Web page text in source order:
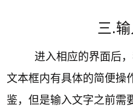
三.
进入相应的界面后
文本框内有具体的简便操
鉴，但是输入文字之前需